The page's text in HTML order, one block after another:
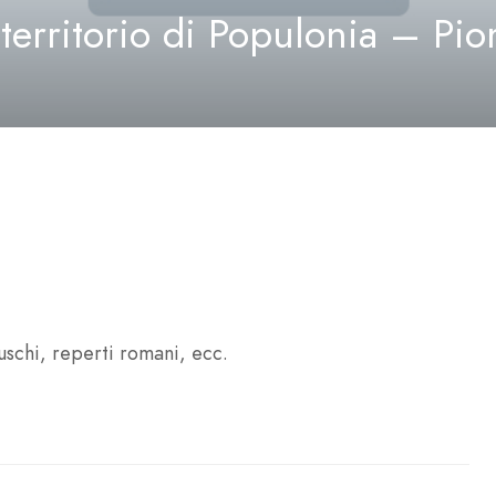
di Populonia –
reperti romani, ecc.